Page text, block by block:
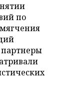
по
партнеры